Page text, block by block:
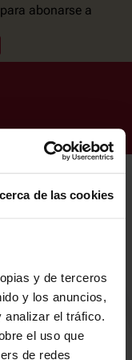
de las cookies
y de terceros
y los anuncios,
analizar el tráfico.
el uso que
de redes
abonarse a
SASKI BASKONIA